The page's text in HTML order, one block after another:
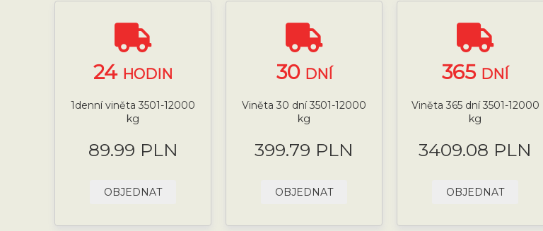
24 HODIN
1denní viněta 3501-12000
kg
89.99 PLN
OBJEDNAT
30 DNÍ
Viněta 30 dní 3501-12000
kg
399.79 PLN
OBJEDNAT
365 DNÍ
Viněta 365 dní 3501-12000
kg
3409.08 PLN
OBJEDNAT